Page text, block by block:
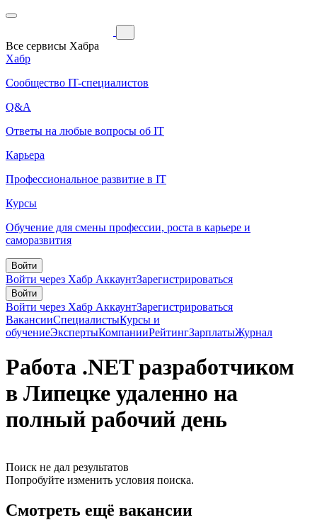
Все сервисы Хабра
Хабр
Сообщество IT-специалистов
Q&A
Ответы на любые вопросы об IT
Карьера
Профессиональное развитие в IT
Курсы
Обучение для смены профессии, роста в карьере и
саморазвития
Войти
Войти через Хабр АккаунтЗарегистрироваться
Войти
Войти через Хабр АккаунтЗарегистрироваться
ВакансииСпециалистыКурсы и
обучениеЭкспертыКомпанииРейтингЗарплатыЖурнал
Работа .NET разработчиком
в Липецке удаленно на
полный рабочий день
Поиск не дал результатов
Попробуйте изменить условия поиска.
Смотреть ещё вакансии